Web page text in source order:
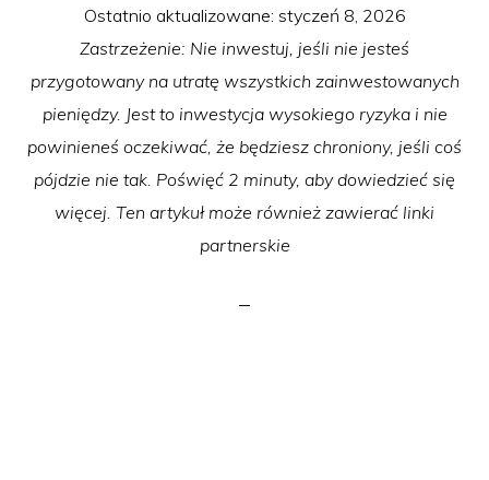
Ostatnio aktualizowane: styczeń 8, 2026
Zastrzeżenie: Nie inwestuj, jeśli nie jesteś
przygotowany na utratę wszystkich zainwestowanych
pieniędzy. Jest to inwestycja wysokiego ryzyka i nie
powinieneś oczekiwać, że będziesz chroniony, jeśli coś
pójdzie nie tak. Poświęć 2 minuty, aby dowiedzieć się
więcej. Ten artykuł może również zawierać linki
partnerskie